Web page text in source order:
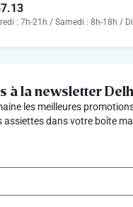
: 7h-21h / Samedi : 8h-18h /
à la newsletter
les meilleures
assiettes dans votre boîte